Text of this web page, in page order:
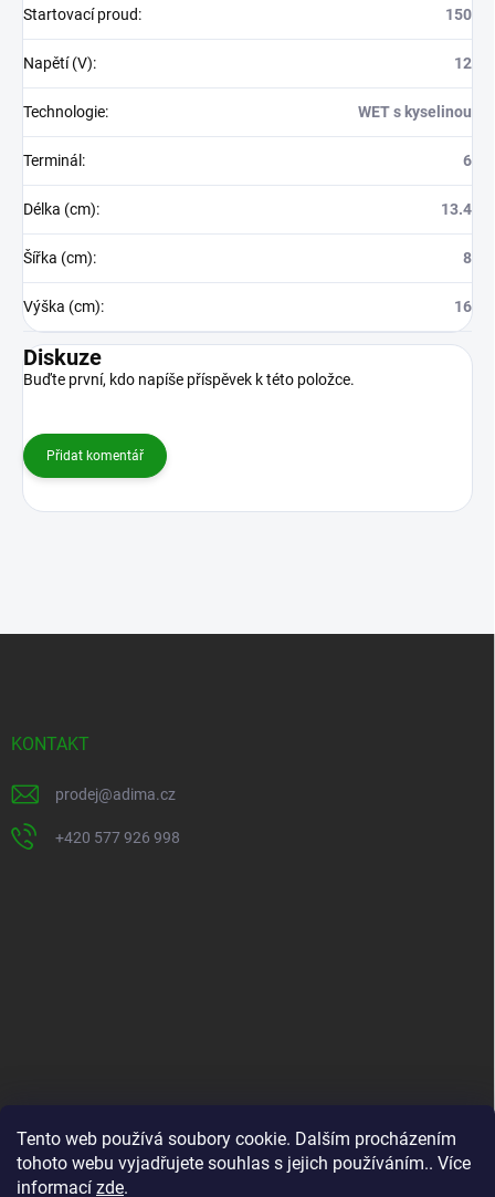
Tento web používá soubory cookie. Dalším procházením
tohoto webu vyjadřujete souhlas s jejich používáním.. Více
informací zde.
Startovací proud: 150
Napětí (V): 12
Technologie: WET s kyselinou
Terminál : 6
Délka (cm): 13.4
Šířka (cm): 8
Výška (cm): 16
Diskuze
Buďte první, kdo napíše příspěvek k této položce.
Přidat komentář
KONTAKT
prodej@adima.cz
+420 577 926 998
Kontakty